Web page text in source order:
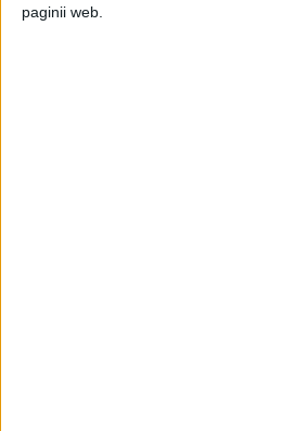
paginii web.
militare japoneze,